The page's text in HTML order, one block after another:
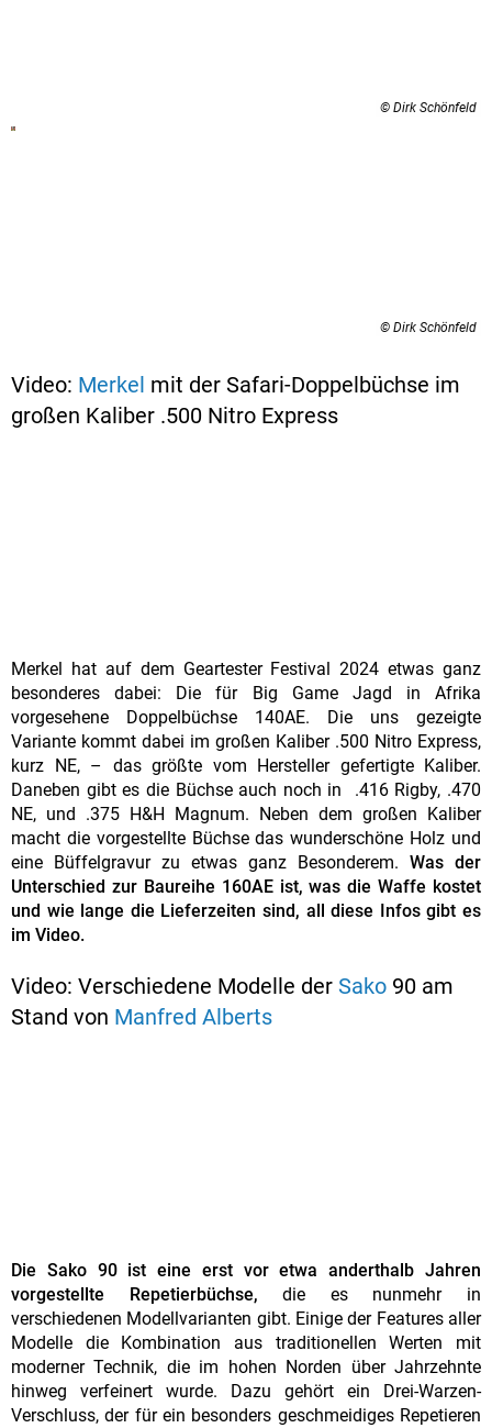
© Dirk Schönfeld
© Dirk Schönfeld
Video: Merkel mit der Safari-Doppelbüchse im
großen Kaliber .500 Nitro Express
Merkel hat auf dem Geartester Festival 2024 etwas ganz
besonderes dabei: Die für Big Game Jagd in Afrika
vorgesehene Doppelbüchse 140AE. Die uns gezeigte
Variante kommt dabei im großen Kaliber .500 Nitro Express,
kurz NE, – das größte vom Hersteller gefertigte Kaliber.
Daneben gibt es die Büchse auch noch in .416 Rigby, .470
NE, und .375 H&H Magnum. Neben dem großen Kaliber
macht die vorgestellte Büchse das wunderschöne Holz und
eine Büffelgravur zu etwas ganz Besonderem. Was der
Unterschied zur Baureihe 160AE ist, was die Waffe kostet
und wie lange die Lieferzeiten sind, all diese Infos gibt es
im Video.
Video: Verschiedene Modelle der Sako 90 am
Stand von Manfred Alberts
Die Sako 90 ist eine erst vor etwa anderthalb Jahren
vorgestellte Repetierbüchse, die es nunmehr in
verschiedenen Modellvarianten gibt. Einige der Features aller
Modelle die Kombination aus traditionellen Werten mit
moderner Technik, die im hohen Norden über Jahrzehnte
hinweg verfeinert wurde. Dazu gehört ein Drei-Warzen-
Verschluss, der für ein besonders geschmeidiges Repetieren